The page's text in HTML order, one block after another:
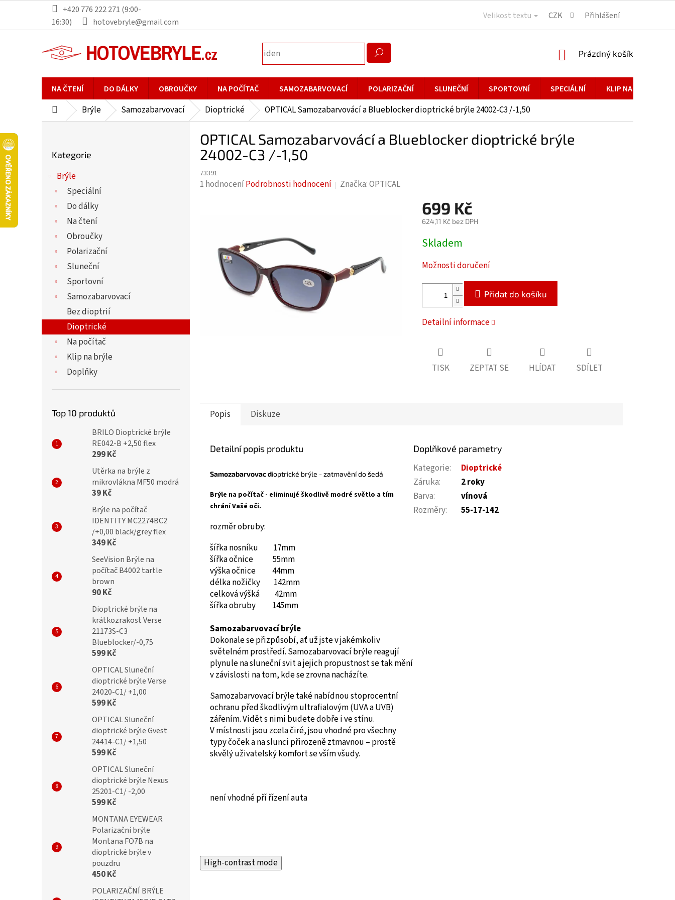
obsah
+420 776 222 271 (9:00-
16:30)
hotovebryle@gmail.com
Velikost textu CZK Přihlášení
NÁKUPNÍ
Prázdný košík
NA ČTENÍ DO DÁLKY OBROUČKY NA POČÍTAČ SAMOZABARVOVACÍ POLARIZAČNÍ SLUNEČNÍ SPORTOVNÍ SPECIÁLNÍ KLIP NA BRÝLE
DomůBrýle Samozabarvovací Dioptrické OPTICAL Samozabarvovácí a Blueblocker dioptrické brýle 24002-C3 /-1,50
kategorie
Kategorie
Brýle
Speciální
Do dálky
Na čtení
Obroučky
Polarizační
Sluneční
Sportovní
Samozabarvovací
Bez dioptrií
Dioptrické
Na počítač
Klip na brýle
Doplňky
Top 10 produktů
BRILO Dioptrické brýle
RE042-B +2,50 flex
299 Kč
Utěrka na brýle z
mikrovlákna MF50 modrá
39 Kč
Brýle na počítač
IDENTITY MC2274BC2
/+0,00 black/grey flex
349 Kč
SeeVision Brýle na
počítač B4002 tartle
brown
90 Kč
Dioptrické brýle na
krátkozrakost Verse
21173S-C3
Blueblocker/-0,75
599 Kč
OPTICAL Sluneční
dioptrické brýle Verse
24020-C1/ +1,00
599 Kč
OPTICAL Sluneční
dioptrické brýle Gvest
24414-C1/ +1,50
599 Kč
OPTICAL Sluneční
dioptrické brýle Nexus
25201-C1/ -2,00
599 Kč
MONTANA EYEWEAR
Polarizační brýle
Montana FO7B na
dioptrické brýle v
pouzdru
450 Kč
POLARIZAČNÍ BRÝLE
OPTICAL Samozabarvovácí a Blueblocker dioptrické brýle
24002-C3 /-1,50
73391
Průměrné
hvězdiček.
1 hodnoceníPodrobnosti hodnocení Značka:OPTICAL
699 Kč
624,11 Kč bez DPH
Měrná
cena:
Skladem
Možnosti doručení
Přidat do košíku
Detailní informace
TISK ZEPTAT SE HLÍDAT SDÍLET
Popis Diskuze
Detailní popis produktu
Samozabarvovac dioptrické brýle - zatmavění do šedá
Brýle na počítač - eliminujé škodlivě modré světlo a tím
chrání Vašé oči.
rozměr obruby:
šířka nosníku 17mm
šířka očnice 55mm
výška očnice 44mm
délka nožičky 142mm
celková výšká 42mm
šířka obruby 145mm
Samozabarvovací brýle
Dokonale se přizpůsobí, ať už jste v jakémkoliv
světelném prostředí. Samozabarvovací brýle reagují
plynule na sluneční svit a jejich propustnost se tak mění
v závislosti na tom, kde se zrovna nacházíte.
Samozabarvovací brýle také nabídnou stoprocentní
ochranu před škodlivým ultrafialovým (UVA a UVB)
zářením. Vidět s nimi budete dobře i ve stínu.
V místnosti jsou zcela čiré, jsou vhodné pro všechny
typy čoček a na slunci přirozeně ztmavnou – prostě
skvělý uživatelský komfort se vším všudy.
není vhodné pří řízení auta
Doplňkové parametry
Kategorie:
Dioptrické
Záruka:
2 roky
Barva:
vínová
Rozměry: 55-17-142
High-contrast mode